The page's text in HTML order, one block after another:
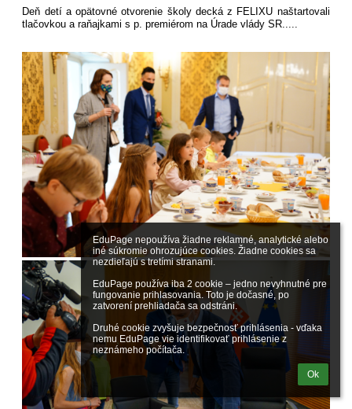
EduPage nepoužíva žiadne reklamné, analytické alebo
iné súkromie ohrozujúce cookies. Žiadne cookies sa
nezdieľajú s tretími stranami.
EduPage používa iba 2 cookie – jedno nevyhnutné pre
fungovanie prihlasovania. Toto je dočasné, po
zatvorení prehliadača sa odstráni.
Druhé cookie zvyšuje bezpečnosť prihlásenia - vďaka
nemu EduPage vie identifikovať prihlásenie z
neznámeho počítača.
Ok
Deň detí a opätovné otvorenie školy decká z FELIXU naštartovali
tlačovkou a raňajkami s p. premiérom na Úrade vlády SR.....